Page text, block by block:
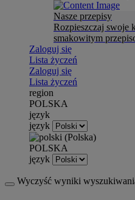
Nasze przepisy
Rozpieszczaj swoje
smakowitym
Zaloguj się
Lista życzeń
Zaloguj się
Lista życzeń
region
POLSKA
język
język
POLSKA
język
Wyczyść wyniki